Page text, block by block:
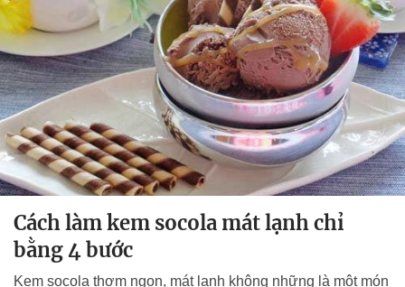
Cách làm kem socola mát lạnh chỉ
bằng 4 bước
Kem socola thơm ngon, mát lạnh không những là một món